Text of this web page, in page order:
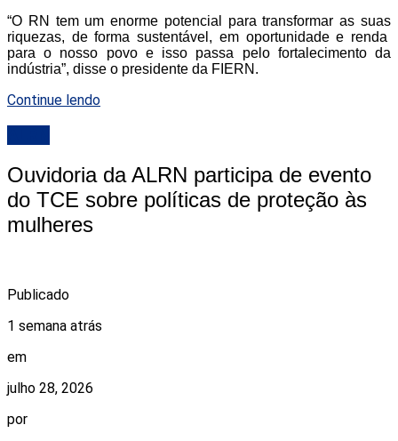
“O RN tem um enorme potencial para transformar as suas
riquezas, de forma sustentável, em oportunidade e renda
para o nosso povo e isso passa pelo fortalecimento da
indústria”, disse o presidente da FIERN.
Continue lendo
Ouvidoria da ALRN participa de evento
do TCE sobre políticas de proteção às
mulheres
Publicado
1 semana atrás
em
julho 28, 2026
por